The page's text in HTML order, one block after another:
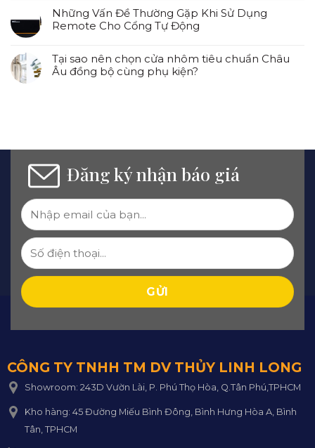
Những Vấn Đề Thường Gặp Khi Sử Dụng
Remote Cho Cổng Tự Động
Tại sao nên chọn cửa nhôm tiêu chuẩn Châu
Âu đồng bộ cùng phụ kiện?
Đăng ký nhận báo giá
CÔNG TY TNHH TM DV THỦY LINH LONG
Showroom: 243D Vườn Lài, P. Phú Thọ Hòa, Q.Tân Phú,TPHCM
Kho hàng: 45 Đường Miếu Bình Đông, Bình Hưng Hòa A, Bình
Tân, TPHCM